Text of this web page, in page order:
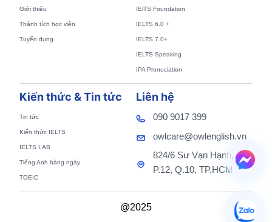
Giới thiệu
Thành tích học viên
Tuyển dụng
IElTS Foundation
IELTS 6.0 +
IELTS 7.0+
IELTS Speaking
IPA Pronuciation
Kiến thức & Tin tức
Tin tức
Kiến thức IELTS
IELTS LAB
Tiếng Anh hàng ngày
TOEIC
Liên hệ
090 9017 399
owlcare@owlenglish.vn
824/6 Sư Vạn Hạnh,
P.12, Q.10, TP.HCM
@2025